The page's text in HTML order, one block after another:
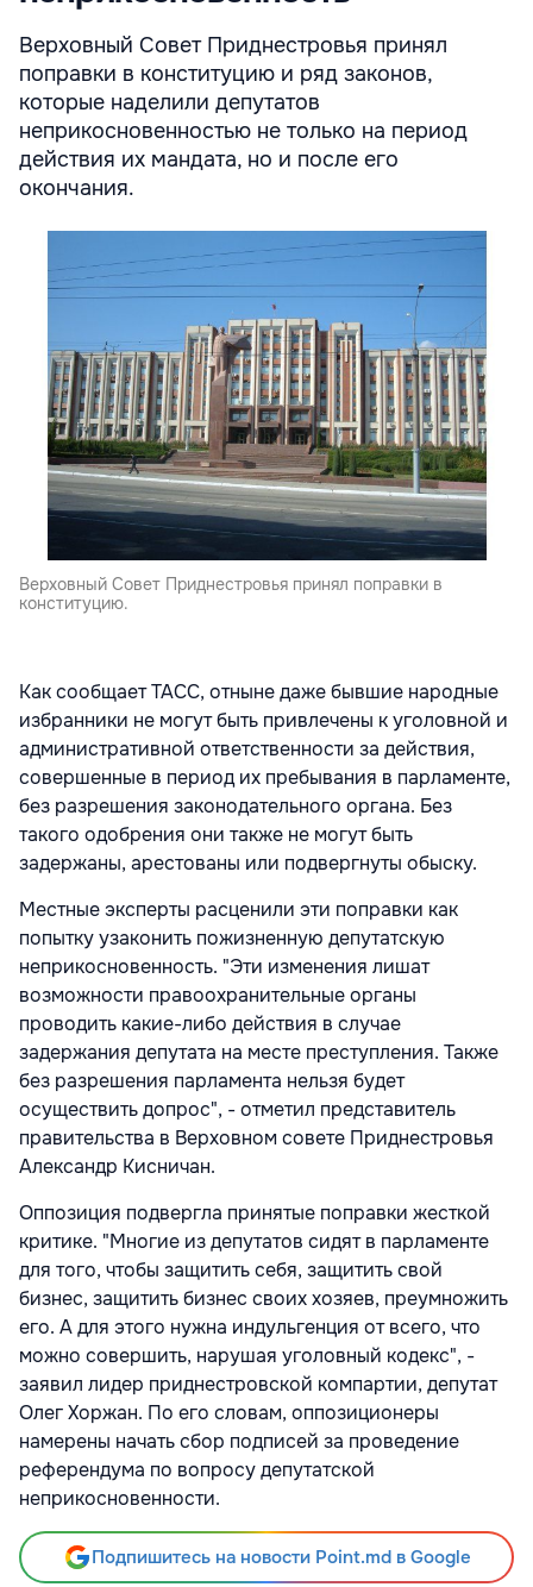
Верховный Совет Приднестровья принял
поправки в конституцию и ряд законов,
которые наделили депутатов
неприкосновенностью не только на период
действия их мандата, но и после его
окончания.
Верховный Совет Приднестровья принял поправки в
конституцию.
Как сообщает ТАСС, отныне даже бывшие народные
избранники не могут быть привлечены к уголовной и
административной ответственности за действия,
совершенные в период их пребывания в парламенте,
без разрешения законодательного органа. Без
такого одобрения они также не могут быть
задержаны, арестованы или подвергнуты обыску.
Местные эксперты расценили эти поправки как
попытку узаконить пожизненную депутатскую
неприкосновенность. "Эти изменения лишат
возможности правоохранительные органы
проводить какие-либо действия в случае
задержания депутата на месте преступления. Также
без разрешения парламента нельзя будет
осуществить допрос", - отметил представитель
правительства в Верховном совете Приднестровья
Александр Кисничан.
Оппозиция подвергла принятые поправки жесткой
критике. "Многие из депутатов сидят в парламенте
для того, чтобы защитить себя, защитить свой
бизнес, защитить бизнес своих хозяев, преумножить
его. А для этого нужна индульгенция от всего, что
можно совершить, нарушая уголовный кодекс", -
заявил лидер приднестровской компартии, депутат
Олег Хоржан. По его словам, оппозиционеры
намерены начать сбор подписей за проведение
референдума по вопросу депутатской
неприкосновенности.
Подпишитесь на новости Point.md в Google